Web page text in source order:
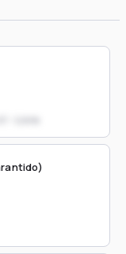
- Livre